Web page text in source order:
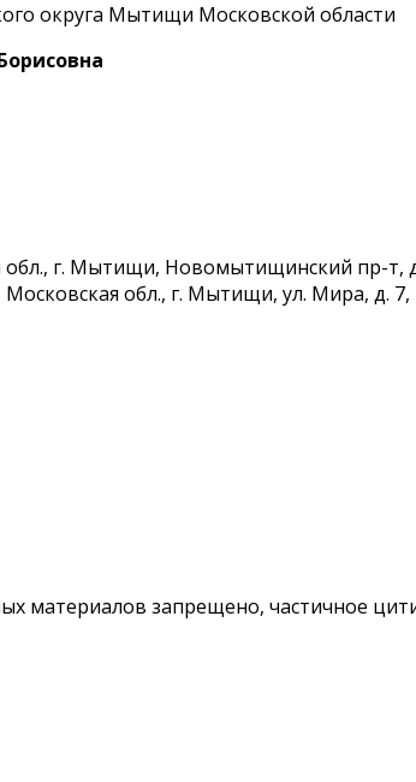
округа Мытищи Московской области
обл., г. Мытищи, Новомытищинский пр-т,
обл., г. Мытищи, ул. Мира, д. 7,
материалов запрещено, частичное